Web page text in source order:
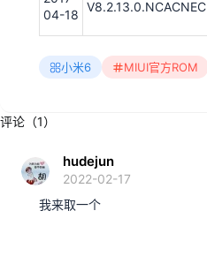
04-18
V8.2.13.0.NCACNEC
小米6 MIUI官方ROM
评论（1）
hudejun
2022-02-17
我来取一个